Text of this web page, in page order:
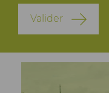
Valider